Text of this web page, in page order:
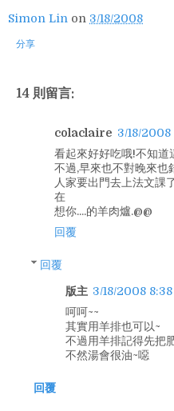
Simon Lin on 3/18/2008
分享
14 則留言:
colaclaire 3/18/2008
看起來好好吃哦!不知道
不過,早來也不對晚來也
人家要出門去上法文課
在
想你....的羊肉爐.@@
回覆
回覆
版主 3/18/2008 8:38
呵呵~~
其實用羊排也可以~
不過用羊排記得先把
不然湯會很油~噁
回覆